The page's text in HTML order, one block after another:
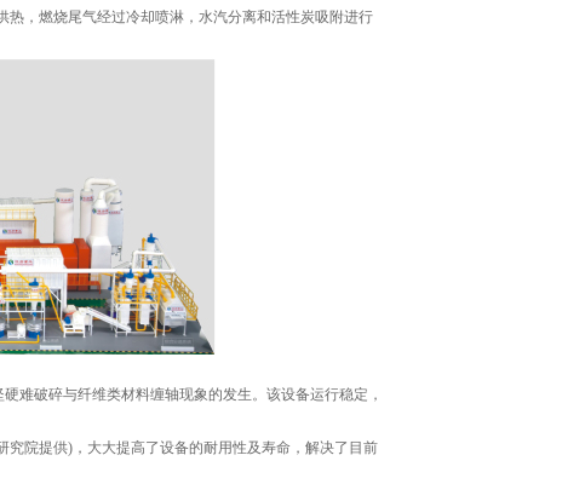
，燃烧尾气经过冷却喷淋，水汽分离和活性炭吸附进行
难破碎与纤维类材料缠轴现象的发生。该设备运行稳定，
院提供)，大大提高了设备的耐用性及寿命，解决了目前